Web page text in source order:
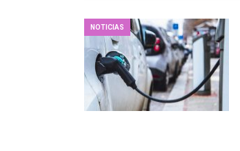
NOTICIAS